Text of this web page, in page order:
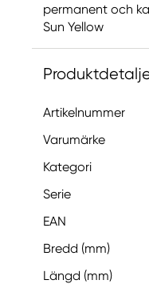
permanent och
Sun Yellow
Artikelnummer
Varumärke
Kategori
Serie
EAN
Bredd (mm)
Längd (mm)